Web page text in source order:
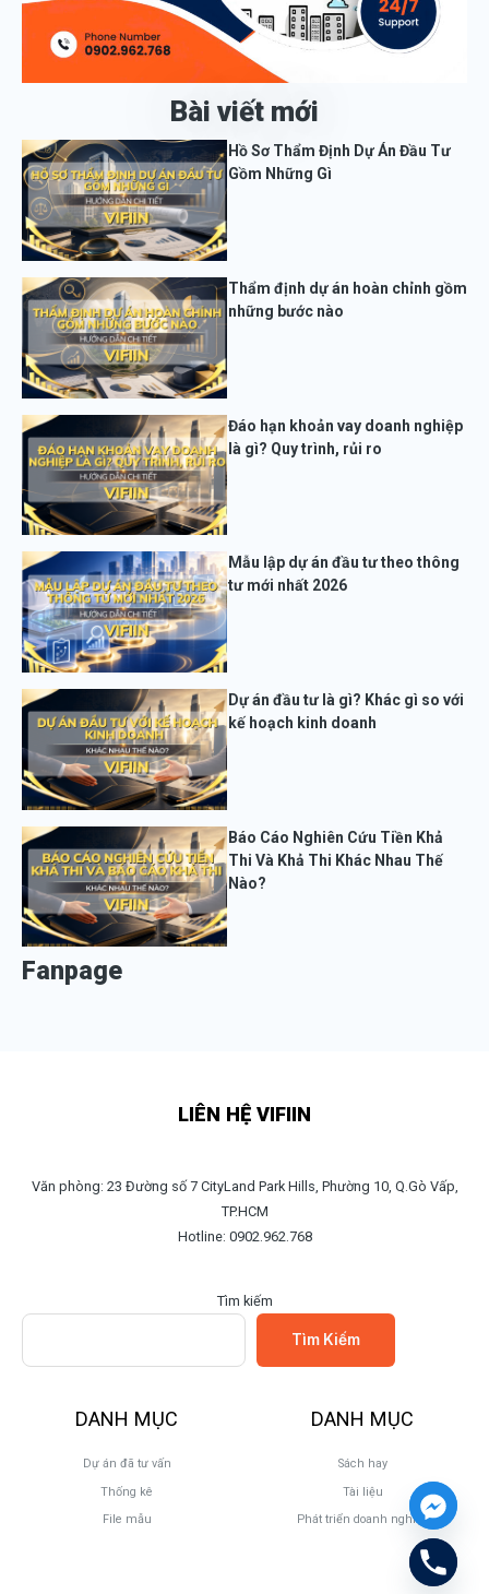
Bài viết mới
Hồ Sơ Thẩm Định Dự Án Đầu Tư
Gồm Những Gì
Thẩm định dự án hoàn chỉnh gồm
những bước nào
Đáo hạn khoản vay doanh nghiệp
là gì? Quy trình, rủi ro
Mẫu lập dự án đầu tư theo thông
tư mới nhất 2026
Dự án đầu tư là gì? Khác gì so với
kế hoạch kinh doanh
Báo Cáo Nghiên Cứu Tiền Khả
Thi Và Khả Thi Khác Nhau Thế
Nào?
Fanpage
LIÊN HỆ VIFIIN
Văn phòng: 23 Đường số 7 CityLand Park Hills, Phường 10, Q.Gò Vấp,
TP.HCM
Hotline: 0902.962.768
Tìm kiếm
Tìm Kiếm
DANH MỤC
Dự án đã tư vấn
Thống kê
File mẫu
DANH MỤC
Sách hay
Tài liệu
Phát triển doanh nghiệp